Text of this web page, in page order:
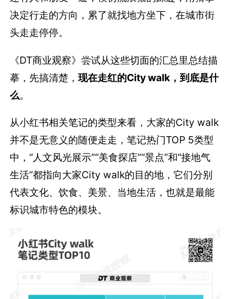
决定行走的方向，累了就找地方坐下，在城市街
头走走停停。
《DT商业观察》尝试从这些切面的汇总里总结描
摹，先搞清楚，现在走红的City walk，到底是什
么。
从小红书相关笔记的类型来看，大家的City walk
并不是无意义的随便走走，笔记热门TOP 5类型
中，“人文风光展示”“美食探店”“景点”和“接地气
生活”都指向大家City walk的目的地，它们分别
代表文化、饮食、美景、当地生活，也就是最能
标识城市特色的模块。